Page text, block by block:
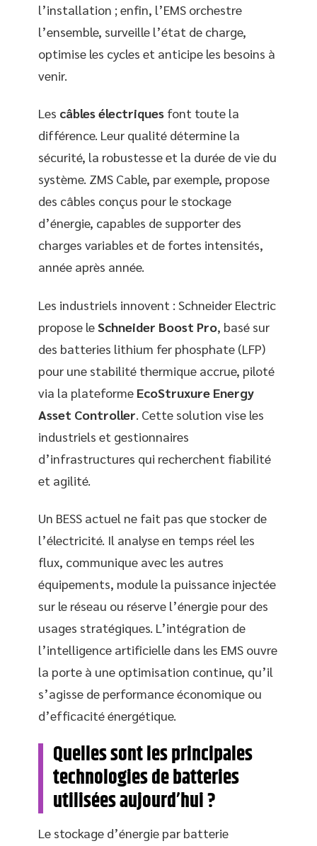
l’installation ; enfin, l’EMS orchestre
l’ensemble, surveille l’état de charge,
optimise les cycles et anticipe les besoins à
venir.
Les câbles électriques font toute la
différence. Leur qualité détermine la
sécurité, la robustesse et la durée de vie du
système. ZMS Cable, par exemple, propose
des câbles conçus pour le stockage
d’énergie, capables de supporter des
charges variables et de fortes intensités,
année après année.
Les industriels innovent : Schneider Electric
propose le Schneider Boost Pro, basé sur
des batteries lithium fer phosphate (LFP)
pour une stabilité thermique accrue, piloté
via la plateforme EcoStruxure Energy
Asset Controller . Cette solution vise les
industriels et gestionnaires
d’infrastructures qui recherchent fiabilité
et agilité.
Un BESS actuel ne fait pas que stocker de
l’électricité. Il analyse en temps réel les
flux, communique avec les autres
équipements, module la puissance injectée
sur le réseau ou réserve l’énergie pour des
usages stratégiques. L’intégration de
l’intelligence artificielle dans les EMS ouvre
la porte à une optimisation continue, qu’il
s’agisse de performance économique ou
d’efficacité énergétique.
Quelles sont les principales
technologies de batteries
utilisées aujourd’hui ?
Le stockage d’énergie par batterie